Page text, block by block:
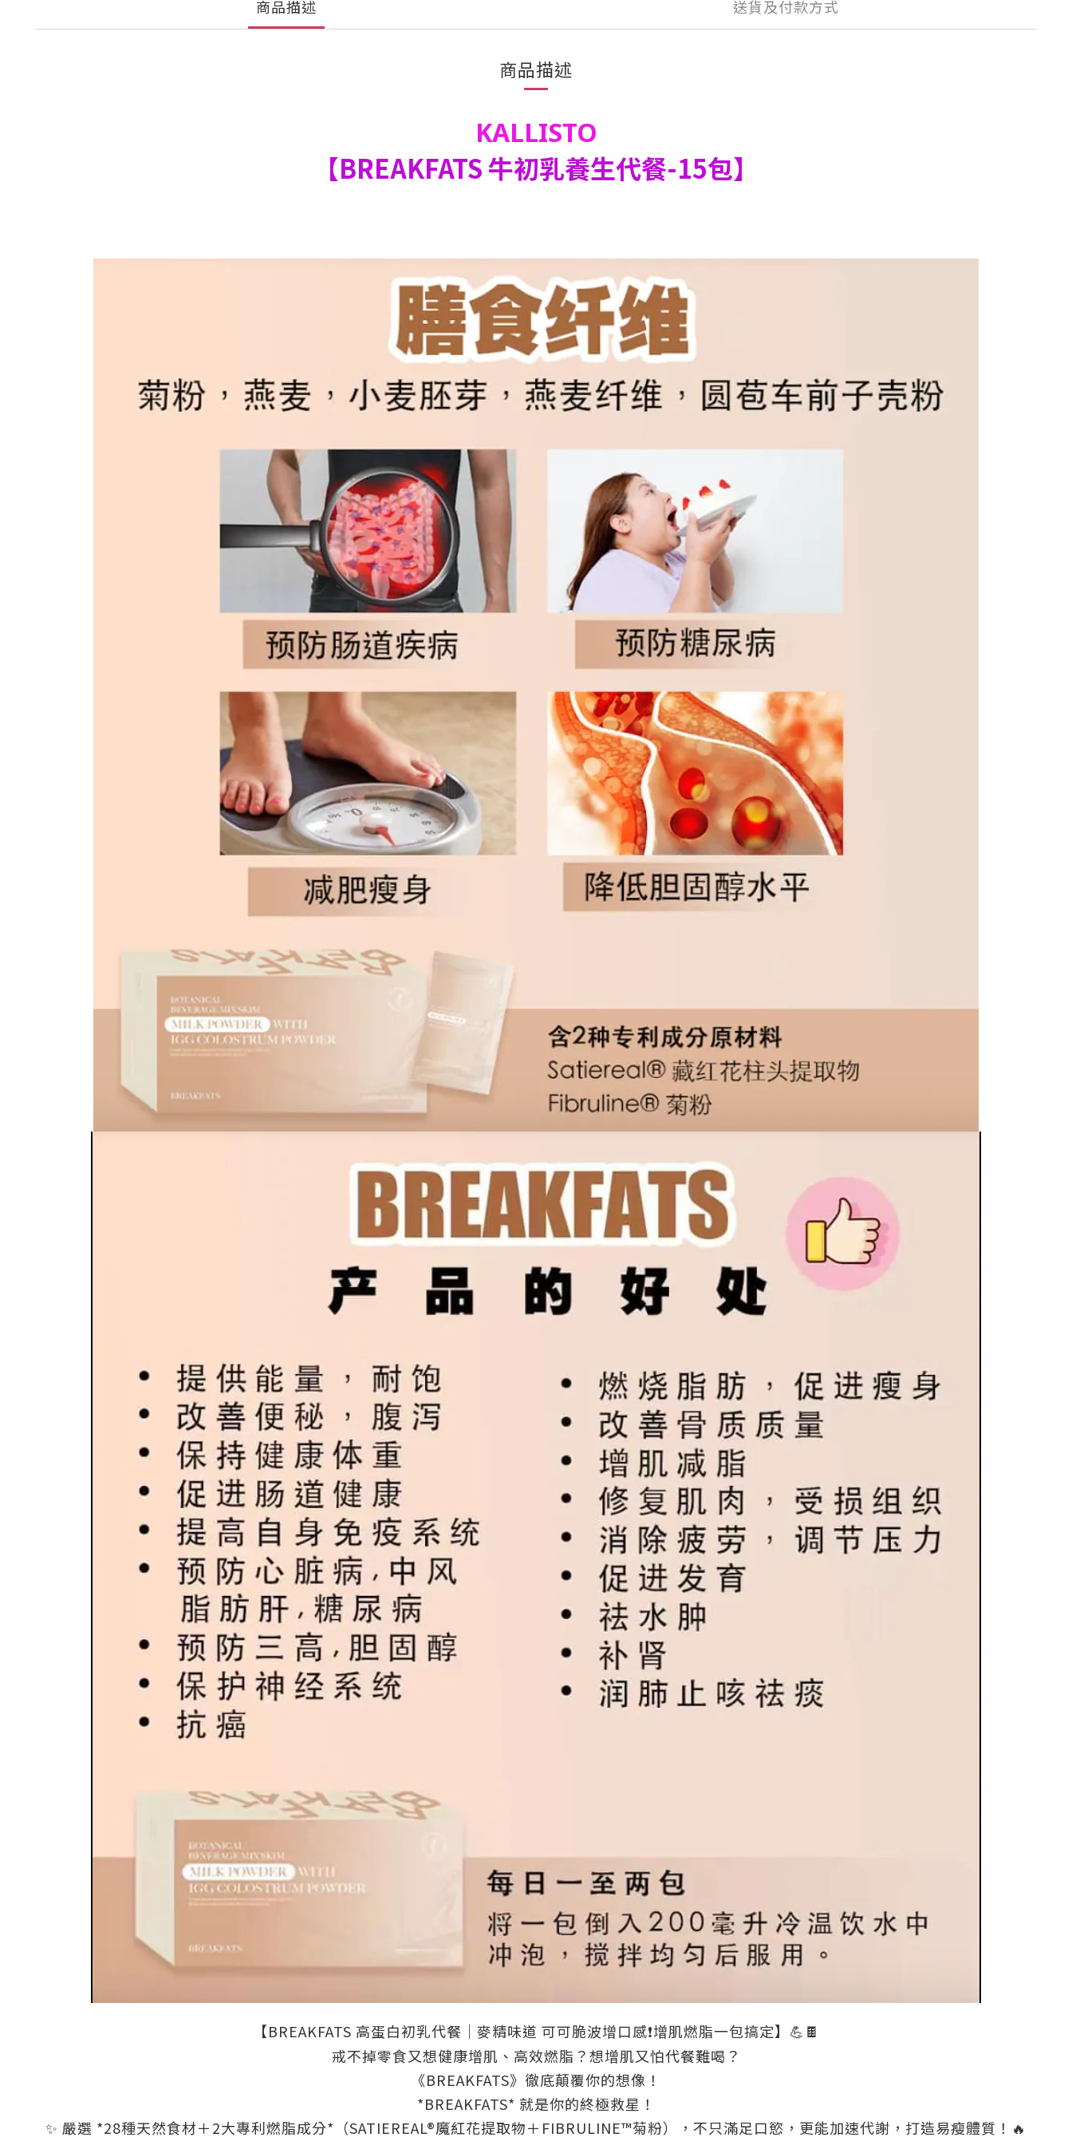
商品描述 送貨及付款方式
商品描述
KALLISTO
【BREAKFATS 牛初乳養生代餐-15包】
【BREAKFATS 高蛋白初乳代餐｜麥精味道 可可脆波增口感❗️增肌燃脂一包搞定】 💪 🍫
戒不掉零食又想健康增肌、高效燃脂？想增肌又怕代餐難喝？
《BREAKFATS》徹底顛覆你的想像！
*BREAKFATS* 就是你的終極救星！
✨ 嚴選 *28種天然食材＋2大專利燃脂成分*（SATIEREAL®魔紅花提取物＋FIBRULINE™菊粉），不只滿足口慾，更能加速代謝，打造易瘦體質！ 🔥